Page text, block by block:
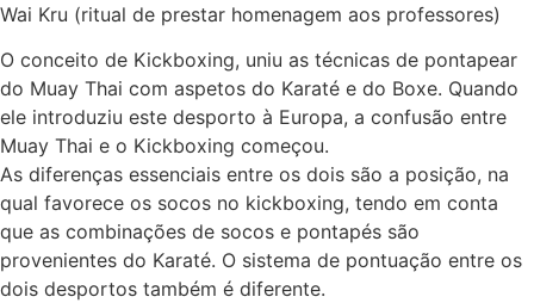
Wai Kru (ritual de prestar homenagem aos professores)
O conceito de Kickboxing, uniu as técnicas de pontapear
do Muay Thai com aspetos do Karaté e do Boxe. Quando
ele introduziu este desporto à Europa, a confusão entre
Muay Thai e o Kickboxing começou.
As diferenças essenciais entre os dois são a posição, na
qual favorece os socos no kickboxing, tendo em conta
que as combinações de socos e pontapés são
provenientes do Karaté. O sistema de pontuação entre os
dois desportos também é diferente.